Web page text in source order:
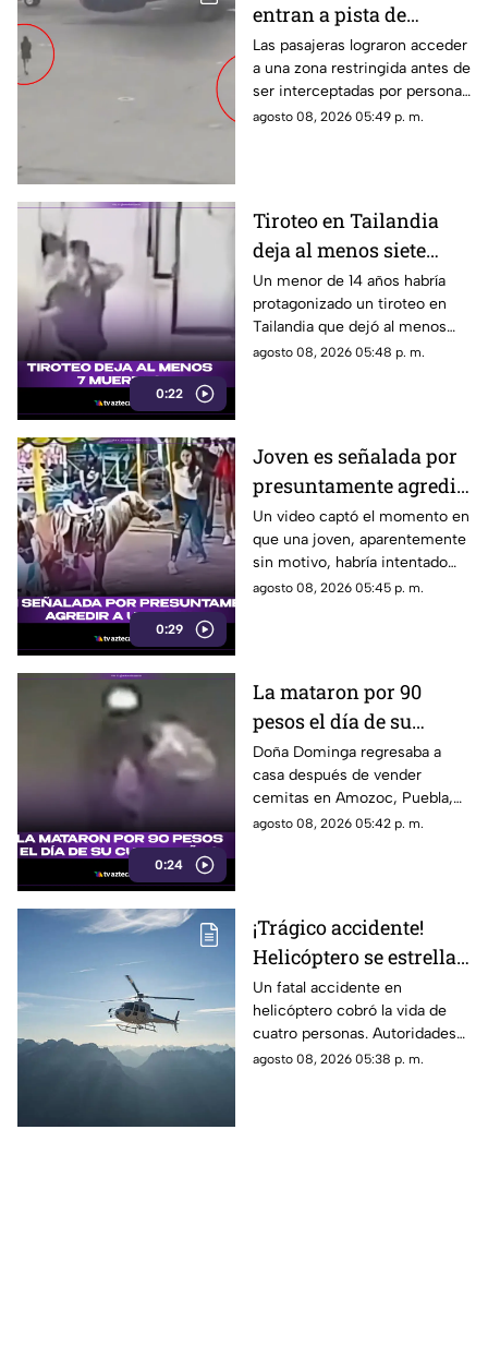
entran a pista de
aeropuerto tras perder
su vuelo; autoridades
logran detenerlas
Las pasajeras lograron acceder
a una zona restringida antes de
ser interceptadas por personal
del aeropuerto.
agosto 08, 2026 05:49 p. m.
0:22
Tiroteo en Tailandia
deja al menos siete
muertos
Un menor de 14 años habría
protagonizado un tiroteo en
Tailandia que dejó al menos
siete personas muertas, entre
agosto 08, 2026 05:48 p. m.
0:29
Joven es señalada por
presuntamente agredir
a un pony en feria de
Pueblo Mágico
Un video captó el momento en
que una joven, aparentemente
sin motivo, habría intentado
agredir a un pequeño pony.
agosto 08, 2026 05:45 p. m.
0:24
La mataron por 90
pesos el día de su
cumpleaños; Este es el
caso de Doña Dominga
Doña Dominga regresaba a
casa después de vender
cemitas en Amozoc, Puebla,
cuando presuntamente un
agosto 08, 2026 05:42 p. m.
¡Trágico accidente!
Helicóptero se estrella
en zona boscosa y
mueren cuatro
personas
Un fatal accidente en
helicóptero cobró la vida de
cuatro personas. Autoridades
confirmaron que la aeronave
agosto 08, 2026 05:38 p. m.